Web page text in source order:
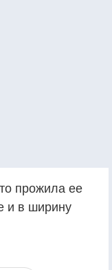
прожила ее
и в ширину